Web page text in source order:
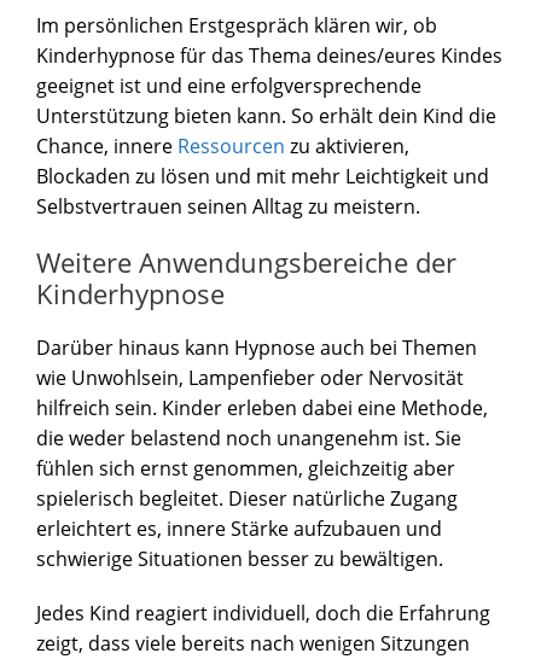
Im persönlichen Erstgespräch klären wir, ob
Kinderhypnose für das Thema deines/eures Kindes
geeignet ist und eine erfolgversprechende
Unterstützung bieten kann. So erhält dein Kind die
Chance, innere Ressourcen zu aktivieren,
Blockaden zu lösen und mit mehr Leichtigkeit und
Selbstvertrauen seinen Alltag zu meistern.
Weitere Anwendungsbereiche der
Kinderhypnose
Darüber hinaus kann Hypnose auch bei Themen
wie Unwohlsein, Lampenfieber oder Nervosität
hilfreich sein. Kinder erleben dabei eine Methode,
die weder belastend noch unangenehm ist. Sie
fühlen sich ernst genommen, gleichzeitig aber
spielerisch begleitet. Dieser natürliche Zugang
erleichtert es, innere Stärke aufzubauen und
schwierige Situationen besser zu bewältigen.
Jedes Kind reagiert individuell, doch die Erfahrung
zeigt, dass viele bereits nach wenigen Sitzungen